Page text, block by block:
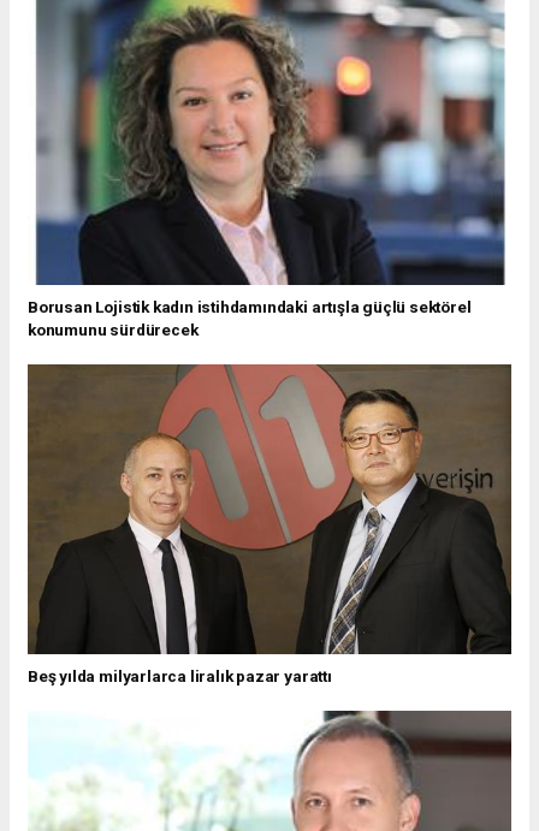
Borusan Lojistik kadın istihdamındaki artışla güçlü sektörel
konumunu sürdürecek
Beş yılda milyarlarca liralık pazar yarattı